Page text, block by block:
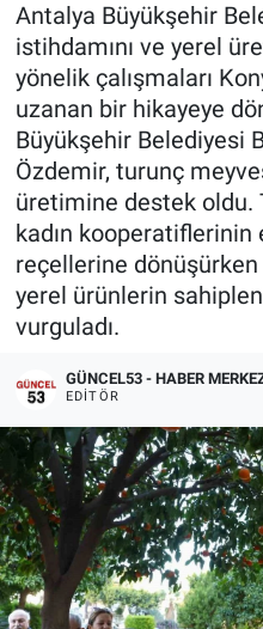
Antalya Büyükşehir
istihdamını ve yerel
yönelik çalışmaları
uzanan bir hikayeye
Büyükşehir Belediyesi
Özdemir, turunç
üretimine destek oldu.
kadın
reçellerine
yerel ürünlerin
vurguladı.
GÜNCEL53 - HABER
EDITÖR